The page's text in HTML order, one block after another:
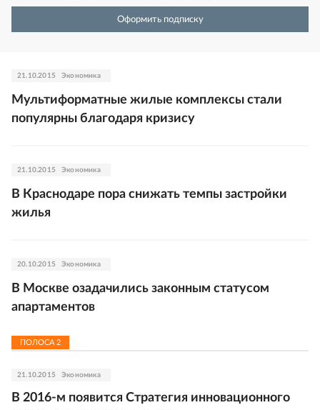
Оформить подписку
21.10.2015 Экономика
Мультиформатные жилые комплексы стали
популярны благодаря кризису
21.10.2015 Экономика
В Краснодаре пора снижать темпы застройки
жилья
20.10.2015 Экономика
В Москве озадачились законным статусом
апартаментов
ПОЛОСА 2
21.10.2015 Экономика
В 2016-м появится Стратегия инновационного